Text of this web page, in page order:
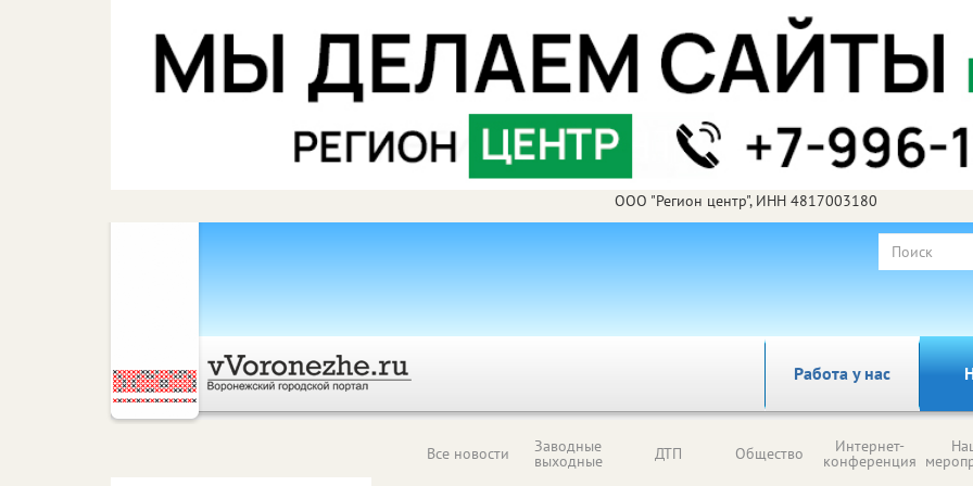
ООО "Регион центр", ИНН 4817003180
Работа у нас
Все новости Заводные
выходные ДТП Общество Интернет-
конференция